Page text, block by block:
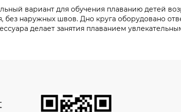
вариант для обучения плаванию детей
без наружных швов. Дно круга оборудовано
делает занятия плаванием